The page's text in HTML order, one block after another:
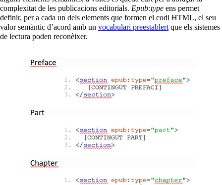
complexitat de les publicacions editorials. Epub:type ens permet
definir, per a cada un dels elements que formen el codi HTML, el seu
valor semàntic d’acord amb un vocabulari preestablert que els sistemes
de lectura poden reconèixer.